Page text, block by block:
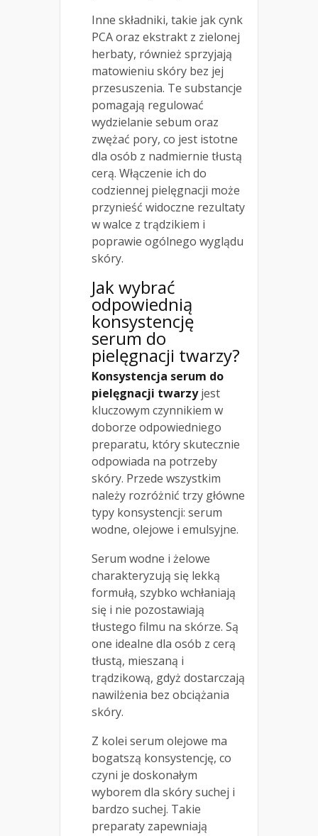
Inne składniki, takie jak cynk
PCA oraz ekstrakt z zielonej
herbaty, również sprzyjają
matowieniu skóry bez jej
przesuszenia. Te substancje
pomagają regulować
wydzielanie sebum oraz
zwężać pory, co jest istotne
dla osób z nadmiernie tłustą
cerą. Włączenie ich do
codziennej pielęgnacji może
przynieść widoczne rezultaty
w walce z trądzikiem i
poprawie ogólnego wyglądu
skóry.
Jak wybrać
odpowiednią
konsystencję
serum do
pielęgnacji twarzy?
Konsystencja serum do
pielęgnacji twarzyjest
kluczowym czynnikiem w
doborze odpowiedniego
preparatu, który skutecznie
odpowiada na potrzeby
skóry. Przede wszystkim
należy rozróżnić trzy główne
typy konsystencji: serum
wodne, olejowe i emulsyjne.
Serum wodne i żelowe
charakteryzują się lekką
formułą, szybko wchłaniają
się i nie pozostawiają
tłustego filmu na skórze. Są
one idealne dla osób z cerą
tłustą, mieszaną i
trądzikową, gdyż dostarczają
nawilżenia bez obciążania
skóry.
Z kolei serum olejowe ma
bogatszą konsystencję, co
czyni je doskonałym
wyborem dla skóry suchej i
bardzo suchej. Takie
preparaty zapewniają